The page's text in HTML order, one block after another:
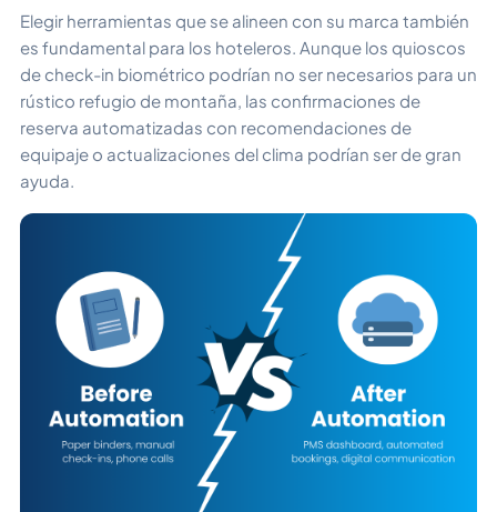
Elegir herramientas que se alineen con su marca también
es fundamental para los hoteleros. Aunque los quioscos
de check-in biométrico podrían no ser necesarios para un
rústico refugio de montaña, las confirmaciones de
reserva automatizadas con recomendaciones de
equipaje o actualizaciones del clima podrían ser de gran
ayuda.